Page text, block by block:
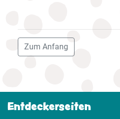
Zum Anfang
Entdeckerseiten